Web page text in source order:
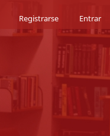
Registrarse Entrar